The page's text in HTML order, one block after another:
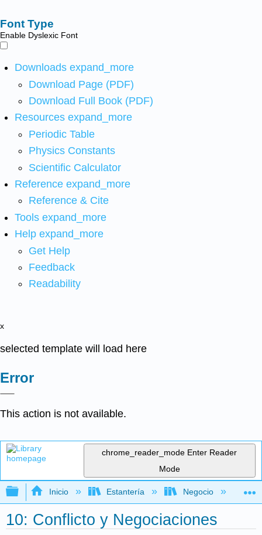
Font Type
Enable Dyslexic Font
Downloads expand_more
Download Page (PDF)
Download Full Book (PDF)
Resources expand_more
Periodic Table
Physics Constants
Scientific Calculator
Reference expand_more
Reference & Cite
Tools expand_more
Help expand_more
Get Help
Feedback
Readability
x
selected template will load here
Error
This action is not available.
chrome_reader_mode Enter Reader
Mode
Expandir/contraer jerarquía global
Inicio Estantería Negocio
10: Conflicto y Negociaciones